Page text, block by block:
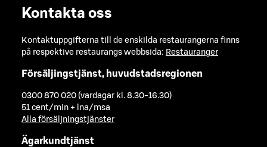
Kontakta oss
Kontaktuppgifterna till de enskilda restaurangerna finns
på respektive restaurangs webbsida: Restauranger
Försäljingstjänst, huvudstadsregionen
0300 870 020 (vardagar kl. 8.30-16.30)
51 cent/min + lna/msa
Alla försäljningstjänster
Ägarkundtjänst